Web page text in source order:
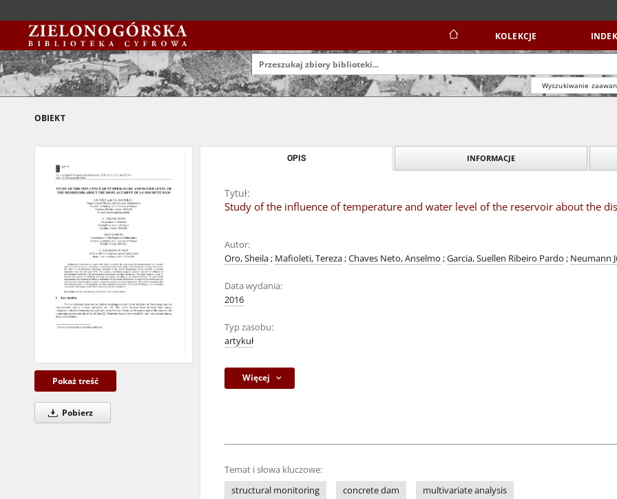
KOLEKCJE
Wyszukiwanie
OBIEKT
Pokaż treść
Pobierz
OPIS INFORMACJE
Tytuł:
Study of the influence of temperature and water level of the reservoir about the
Autor:
Oro, Sheila; Mafioleti, Tereza;Chaves Neto, Anselmo ;Garcia, Suellen Ribeiro Pardo ; Neumann
Data wydania:
2016
Typ zasobu:
artykuł
Więcej
Temat i słowa kluczowe:
structural monitoring
concrete dam multivariate analysis